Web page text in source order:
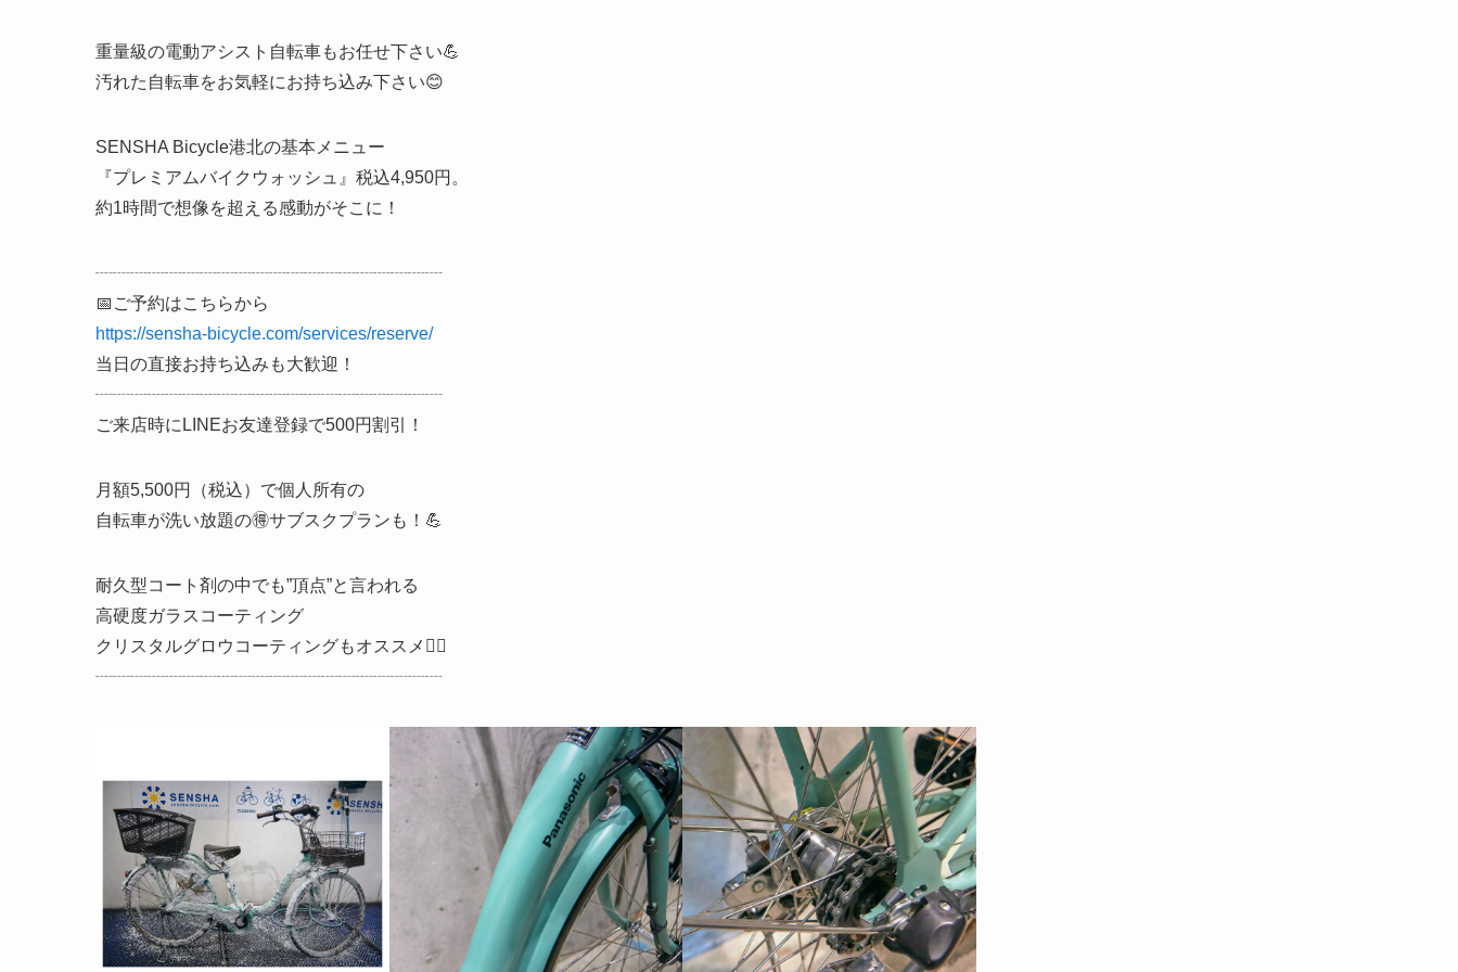
重量級の電動アシスト自転車もお任せ下さい💪
汚れた自転車をお気軽にお持ち込み下さい😊
SENSHA Bicycle港北の基本メニュー
『プレミアムバイクウォッシュ』税込4,950円。
約1時間で想像を超える感動がそこに！
┈┈┈┈┈┈┈┈┈┈┈┈┈┈┈┈┈┈┈┈
📅ご予約はこちらから
https://sensha-bicycle.com/services/reserve/
当日の直接お持ち込みも大歓迎！
┈┈┈┈┈┈┈┈┈┈┈┈┈┈┈┈┈┈┈┈
ご来店時にLINEお友達登録で500円割引！
月額5,500円（税込）で個人所有の
自転車が洗い放題の🉐サブスクプランも！💪
耐久型コート剤の中でも”頂点”と言われる
高硬度ガラスコーティング
クリスタルグロウコーティングもオススメ☝🏼
┈┈┈┈┈┈┈┈┈┈┈┈┈┈┈┈┈┈┈┈